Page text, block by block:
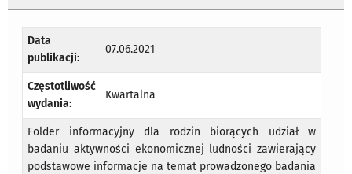
Data
publikacji:
07.06.2021
Częstotliwość
wydania:
Kwartalna
Folder informacyjny dla rodzin biorących udział w
badaniu aktywności ekonomicznej ludności zawierający
podstawowe informacje na temat prowadzonego badania